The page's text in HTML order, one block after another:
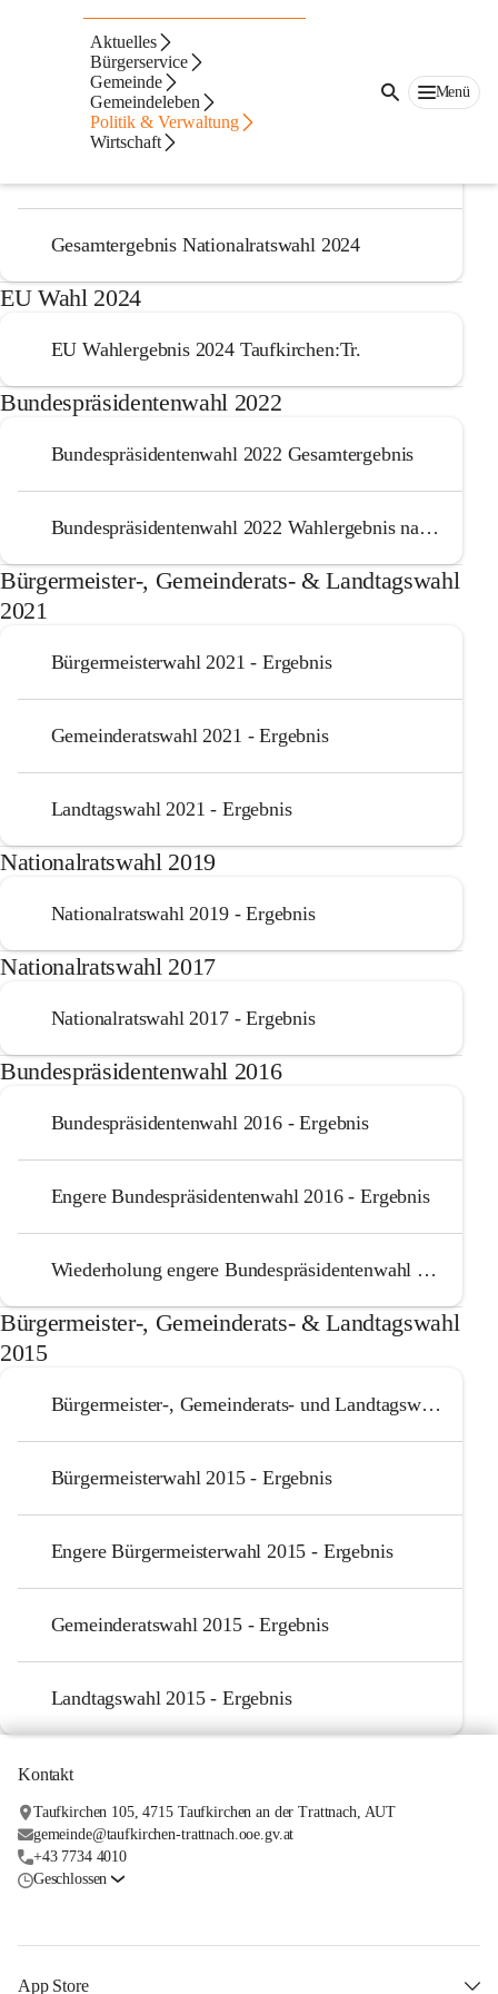
Aktuelles
Bürgerservice
Gemeinde
Gemeindeleben
Politik & Verwaltung
Wirtschaft
Menü
Wahlergebnisse
Nationalratswahl 2024
Gesamtergebnis Nationalratswahl 2024
EU Wahl 2024
EU Wahlergebnis 2024 Taufkirchen:Tr.
Bundespräsidentenwahl 2022
Bundespräsidentenwahl 2022 Gesamtergebnis
Bundespräsidentenwahl 2022 Wahlergebnis nach Sprengel
Bürgermeister-, Gemeinderats- & Landtagswahl
2021
Bürgermeisterwahl 2021 - Ergebnis
Gemeinderatswahl 2021 - Ergebnis
Landtagswahl 2021 - Ergebnis
Nationalratswahl 2019
Nationalratswahl 2019 - Ergebnis
Nationalratswahl 2017
Nationalratswahl 2017 - Ergebnis
Bundespräsidentenwahl 2016
Bundespräsidentenwahl 2016 - Ergebnis
Engere Bundespräsidentenwahl 2016 - Ergebnis
Wiederholung engere Bundespräsidentenwahl 04.12.2016 - Ergebnis
Bürgermeister-, Gemeinderats- & Landtagswahl
2015
Bürgermeister-, Gemeinderats- und Landtagswahl 2015 - alle Ergebnisse
Bürgermeisterwahl 2015 - Ergebnis
Engere Bürgermeisterwahl 2015 - Ergebnis
Gemeinderatswahl 2015 - Ergebnis
Landtagswahl 2015 - Ergebnis
Kontakt
Taufkirchen 105, 4715 Taufkirchen an der Trattnach, AUT
gemeinde@taufkirchen-trattnach.ooe.gv.at
+43 7734 4010
Geschlossen
App Store